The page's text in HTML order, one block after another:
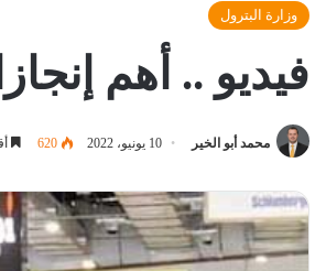
وزارة البترول
فيديو .. أهم
محمد أبو الخير 10 يونيو، 2022 620